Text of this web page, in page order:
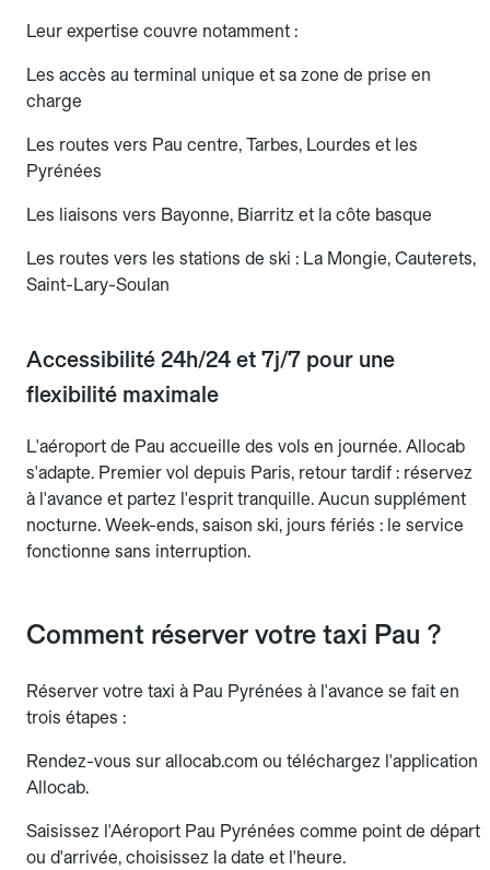
Leur expertise couvre notamment :
Les accès au terminal unique et sa zone de prise en
charge
Les routes vers Pau centre, Tarbes, Lourdes et les
Pyrénées
Les liaisons vers Bayonne, Biarritz et la côte basque
Les routes vers les stations de ski : La Mongie, Cauterets,
Saint-Lary-Soulan
Accessibilité 24h/24 et 7j/7 pour une
flexibilité maximale
L'aéroport de Pau accueille des vols en journée. Allocab
s'adapte. Premier vol depuis Paris, retour tardif : réservez
à l'avance et partez l'esprit tranquille. Aucun supplément
nocturne. Week-ends, saison ski, jours fériés : le service
fonctionne sans interruption.
Comment réserver votre taxi Pau ?
Réserver votre taxi à Pau Pyrénées à l'avance se fait en
trois étapes :
Rendez-vous sur allocab.com ou téléchargez l'application
Allocab.
Saisissez l'Aéroport Pau Pyrénées comme point de départ
ou d'arrivée, choisissez la date et l'heure.